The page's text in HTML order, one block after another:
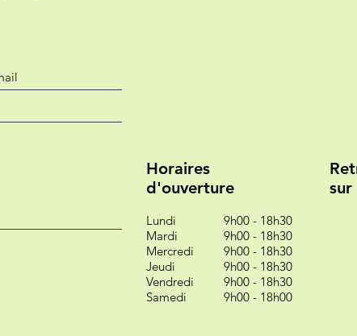
Horaires
d'ouverture
9h00 - 18h30
9h00 - 18h30
9h00 - 18h30
9h00 - 18h30
9h00 - 18h30
9h00 - 18h00
Lundi
Mardi
Mercredi
Jeudi
Vendredi
Samedi
sur